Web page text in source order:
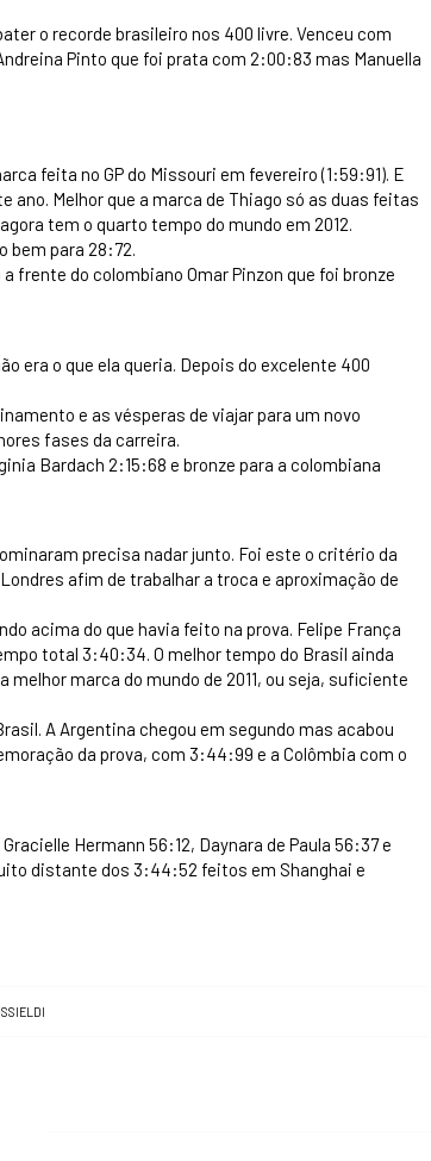
o recorde brasileiro nos 400 livre. Venceu com
Pinto que foi prata com 2:00:83 mas Manuella
feita no GP do Missouri em fevereiro (1:59:91). E
Melhor que a marca de Thiago só as duas feitas
tem o quarto tempo do mundo em 2012.
bem para 28:72.
frente do colombiano Omar Pinzon que foi bronze
era o que ela queria. Depois do excelente 400
e as vésperas de viajar para um novo
fases da carreira.
Bardach 2:15:68 e bronze para a colombiana
precisa nadar junto. Foi este o critério da
afim de trabalhar a troca e aproximação de
acima do que havia feito na prova. Felipe França
total 3:40:34. O melhor tempo do Brasil ainda
marca do mundo de 2011, ou seja, suficiente
A Argentina chegou em segundo mas acabou
da prova, com 3:44:99 e a Colômbia com o
Hermann 56:12, Daynara de Paula 56:37 e
distante dos 3:44:52 feitos em Shanghai e